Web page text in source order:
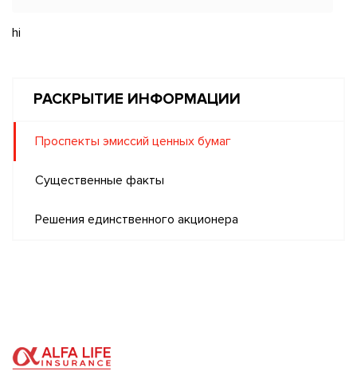
hi
РАСКРЫТИЕ ИНФОРМАЦИИ
Проспекты эмиссий ценных бумаг
Существенные факты
Решения единственного акционера